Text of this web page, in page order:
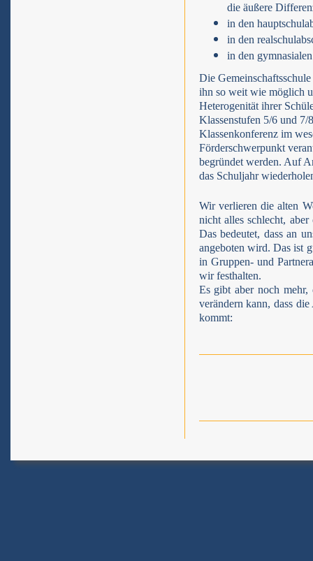
die äußere
in den
in den
in den
Die
ihn so weit wie möglich
Heterogenität ihrer
Klassenstufen 5/6 und
Klassenkonferenz im
Förderschwerpunkt
begründet werden. Auf
das Schuljahr
Wir verlieren die alten
nicht alles schlecht,
Das bedeutet, dass an
angeboten wird. Das ist
in Gruppen- und
wir festhalten.
Es gibt aber noch mehr,
verändern kann, dass
kommt: